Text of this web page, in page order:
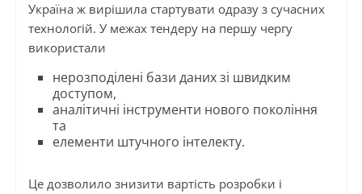
Україна ж вирішила стартувати одразу з сучасних
технологій. У межах тендеру на першу чергу
використали
нерозподілені бази даних зі швидким
доступом,
аналітичні інструменти нового покоління
та
елементи штучного інтелекту.
Це дозволило знизити вартість розробки і